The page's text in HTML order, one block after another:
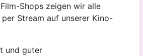
Shops zeigen wir alle
Stream auf unserer Kino-
und guter